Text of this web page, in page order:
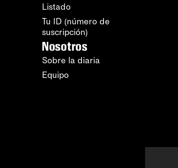
Listado
Tu ID (número de
suscripción)
Nosotros
Sobre la diaria
Equipo